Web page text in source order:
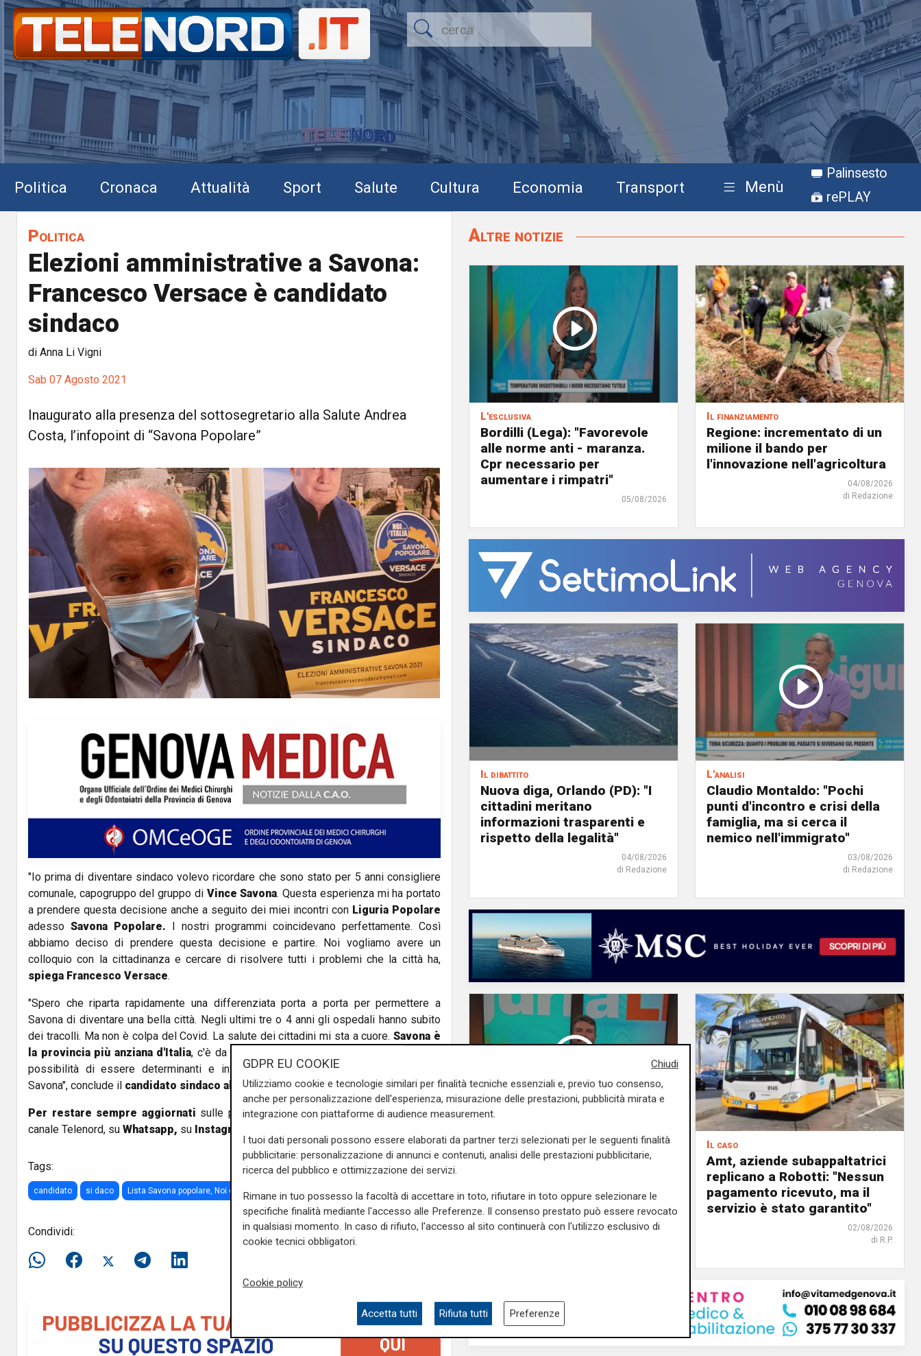
Politica Cronaca Attualità Sport Salute Cultura Economia Transport Menù
Palinsesto
rePLAY
Politica
Elezioni amministrative a Savona:
Francesco Versace è candidato
sindaco
di Anna Li Vigni
Sab 07 Agosto 2021
Inaugurato alla presenza del sottosegretario alla Salute Andrea
Costa, l’infopoint di “Savona Popolare”
"Io prima di diventare sindaco volevo ricordare che sono stato per 5 anni consigliere
comunale, capogruppo del gruppo di Vince Savona. Questa esperienza mi ha portato
a prendere questa decisione anche a seguito dei miei incontri con Liguria Popolare
adesso Savona Popolare. I nostri programmi coincidevano perfettamente. Così
abbiamo deciso di prendere questa decisione e partire. Noi vogliamo avere un
colloquio con la cittadinanza e cercare di risolvere tutti i problemi che la città ha,
spiega Francesco Versace.
"Spero che riparta rapidamente una differenziata porta a porta per permettere a
Savona di diventare una bella città. Negli ultimi tre o 4 anni gli ospedali hanno subito
dei tracolli. Ma non è colpa del Covid. La salute dei cittadini mi sta a cuore.Savona è
la provincia più anziana d'Italia, c'è da riprogrammare tutto e speriamo di avere la
possibilità di essere determinanti e influenti per tutte queste problematiche di
Savona", conclude il candidato sindaco alle Elezioni amministrative di Savona.
Per restare sempre aggiornati sulle principali notizie sulla Liguria seguiteci sul
canale Telenord, su Whatsapp, su Instagram
Tags:
candidato si daco Lista Savona popolare, Noi con l'Italia
Condividi:
Altre notizie
L'esclusiva
Bordilli (Lega): "Favorevole
alle norme anti - maranza.
Cpr necessario per
aumentare i rimpatri"
05/08/2026
Il finanziamento
Regione: incrementato di un
milione il bando per
l'innovazione nell'agricoltura
04/08/2026
di Redazione
Il dibattito
Nuova diga, Orlando (PD): "I
cittadini meritano
informazioni trasparenti e
rispetto della legalità"
04/08/2026
di Redazione
L'analisi
Claudio Montaldo: "Pochi
punti d'incontro e crisi della
famiglia, ma si cerca il
nemico nell'immigrato"
03/08/2026
di Redazione
Le dichiarazioni
Bevilacqua (Lega) a Telenord:
proposta noi e andrebbe
esportata anche altrove"
03/08/2026
Il caso
Amt, aziende subappaltatrici
replicano a Robotti: "Nessun
pagamento ricevuto, ma il
servizio è stato garantito"
02/08/2026
di R.P.
Chiudi
GDPR EU COOKIE
Utilizziamo cookie e tecnologie similari per finalità tecniche essenziali e, previo tuo consenso,
anche per personalizzazione dell'esperienza, misurazione delle prestazioni, pubblicità mirata e
integrazione con piattaforme di audience measurement.
I tuoi dati personali possono essere elaborati da partner terzi selezionati per le seguenti finalità
pubblicitarie: personalizzazione di annunci e contenuti, analisi delle prestazioni pubblicitarie,
ricerca del pubblico e ottimizzazione dei servizi.
Rimane in tuo possesso la facoltà di accettare in toto, rifiutare in toto oppure selezionare le
specifiche finalità mediante l'accesso alle Preferenze. Il consenso prestato può essere revocato
in qualsiasi momento. In caso di rifiuto, l'accesso al sito continuerà con l'utilizzo esclusivo di
cookie tecnici obbligatori.
Cookie policy
Accetta tutti Rifiuta tutti Preferenze